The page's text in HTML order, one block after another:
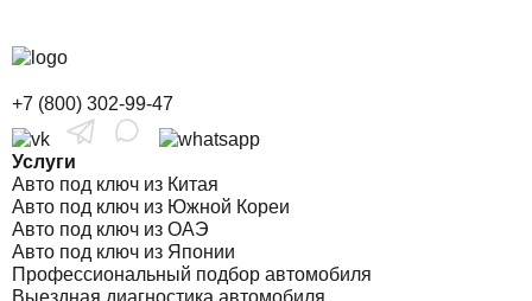
+7 (800) 302-99-47
Услуги
Авто под ключ из Китая
Авто под ключ из Южной Кореи
Авто под ключ из ОАЭ
Авто под ключ из Японии
Профессиональный подбор автомобиля